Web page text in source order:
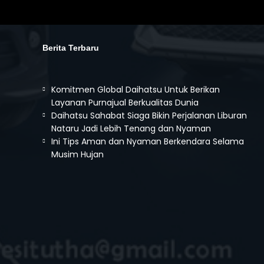
Berita Terbaru
Komitmen Global Daihatsu Untuk Berikan
Layanan Purnajual Berkualitas Dunia
Daihatsu Sahabat Siaga Bikin Perjalanan Liburan
Nataru Jadi Lebih Tenang dan Nyaman
Ini Tips Aman dan Nyaman Berkendara Selama
Musim Hujan
Daihatsu Gran Max PU